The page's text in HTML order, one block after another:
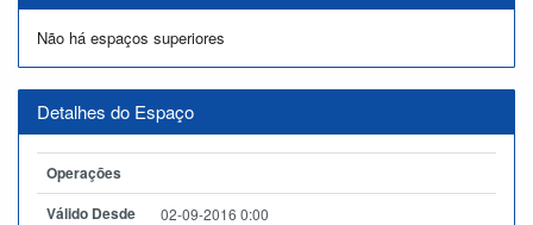
Não há espaços superiores
Detalhes do Espaço
Operações
Válido Desde
02-09-2016 0:00